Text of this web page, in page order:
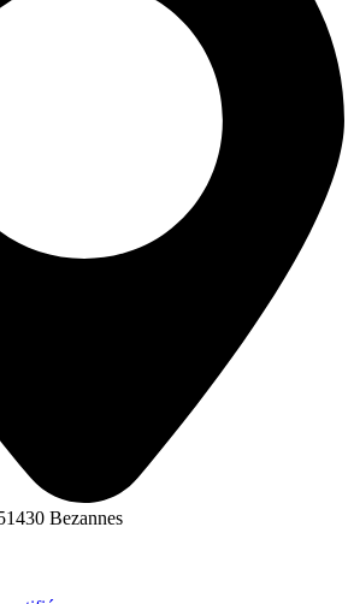
Bezannes